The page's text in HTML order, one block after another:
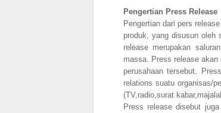
Pengertian Press Release
Pengertian dari pers
produk, yang disusun oleh
release merupakan
massa. Press release akan
perusahaan tersebut.
relations suatu organisas/
(TV,radio,surat
Press release disebut